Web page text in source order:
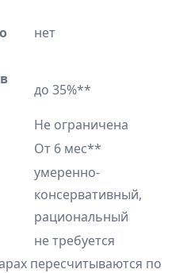
нет
до 35%**
Не ограничена
От 6 мес**
умеренно-
консервативный,
рациональный
не требуется
пересчитываются по